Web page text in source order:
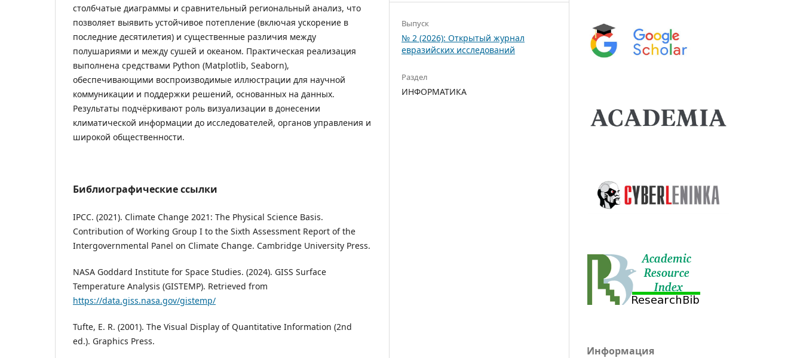
столбчатые диаграммы и сравнительный региональный анализ, что
позволяет выявить устойчивое потепление (включая ускорение в
последние десятилетия) и существенные различия между
полушариями и между сушей и океаном. Практическая реализация
выполнена средствами Python (Matplotlib, Seaborn),
обеспечивающими воспроизводимые иллюстрации для научной
коммуникации и поддержки решений, основанных на данных.
Результаты подчёркивают роль визуализации в донесении
климатической информации до исследователей, органов управления и
широкой общественности.
Библиографические ссылки
IPCC. (2021). Climate Change 2021: The Physical Science Basis.
Contribution of Working Group I to the Sixth Assessment Report of the
Intergovernmental Panel on Climate Change. Cambridge University Press.
NASA Goddard Institute for Space Studies. (2024). GISS Surface
Temperature Analysis (GISTEMP). Retrieved from
https://data.giss.nasa.gov/gistemp/
Tufte, E. R. (2001). The Visual Display of Quantitative Information (2nd
ed.). Graphics Press.
Выпуск
№ 2 (2026): Открытый журнал
евразийских исследований
Раздел
ИНФОРМАТИКА
Информация